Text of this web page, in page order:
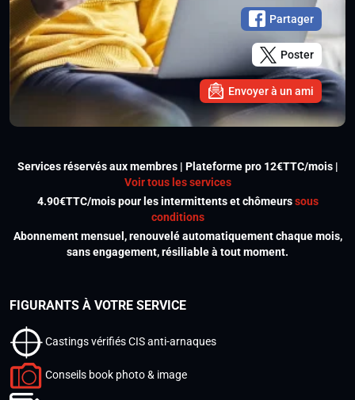
Partager
Poster
Envoyer à un ami
Services réservés aux membres | Plateforme pro 12€TTC/mois |
Voir tous les services
4.90€TTC/mois pour les intermittents et chômeurssous
conditions
Abonnement mensuel, renouvelé automatiquement chaque mois,
sans engagement, résiliable à tout moment.
FIGURANTS À VOTRE SERVICE
Castings vérifiés CIS anti-arnaques
Conseils book photo & image